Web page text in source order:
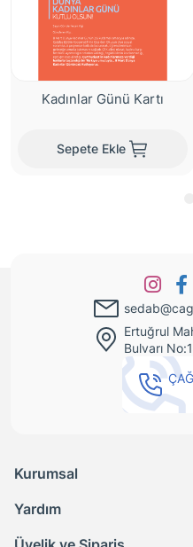
Kadınlar Günü Kartı
Sepete Ekle
Ertuğrul
Bulvarı
Kurumsal
Yardım